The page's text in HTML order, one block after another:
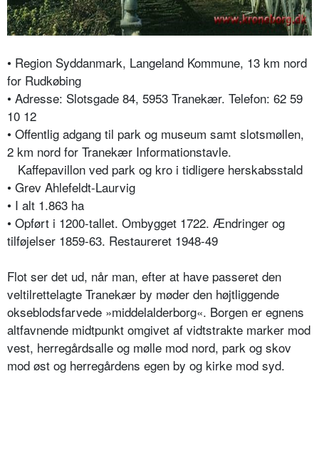
• Region Syddanmark, Langeland Kommune, 13 km nord
for Rudkøbing
• Adresse: Slotsgade 84, 5953 Tranekær. Telefon: 62 59
10 12
• Offentlig adgang til park og museum samt slotsmøllen,
2 km nord for Tranekær Informationstavle.
Kaffepavillon ved park og kro i tidligere herskabsstald
• Grev Ahlefeldt-Laurvig
• I alt 1.863 ha
• Opført i 1200-tallet. Ombygget 1722. Ændringer og
tilføjelser 1859-63. Restaureret 1948-49
Flot ser det ud, når man, efter at have passeret den
veltilrettelagte Tranekær by møder den højtliggende
okseblodsfarvede »middelalderborg«. Borgen er egnens
altfavnende midtpunkt omgivet af vidtstrakte marker mod
vest, herregårdsalle og mølle mod nord, park og skov
mod øst og herregårdens egen by og kirke mod syd.